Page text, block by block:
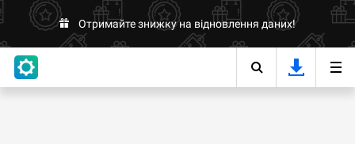
Отримайте знижку на відновлення даних!